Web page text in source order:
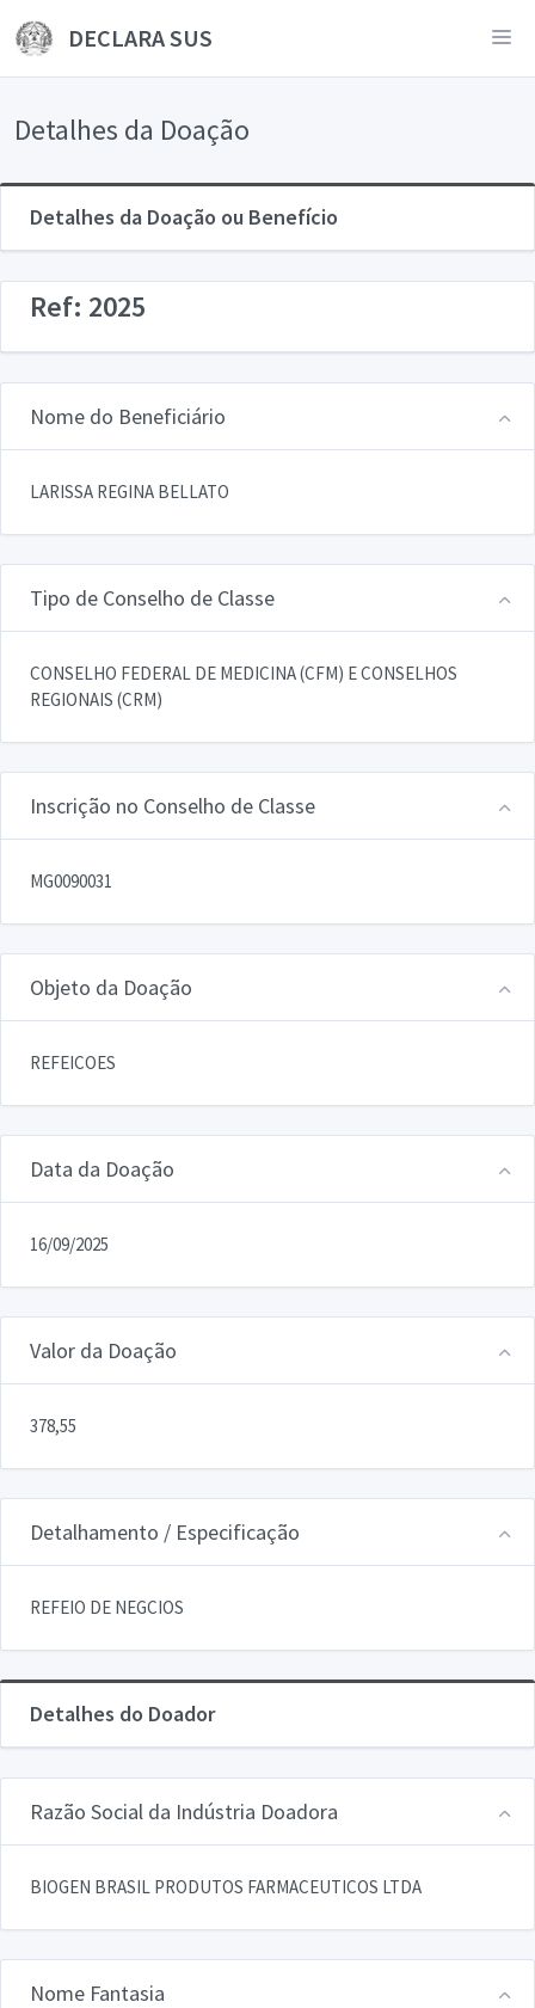
DECLARA SUS
Detalhes da Doação
Detalhes da Doação ou Benefício
Ref: 2025
Nome do Beneficiário
LARISSA REGINA BELLATO
Tipo de Conselho de Classe
CONSELHO FEDERAL DE MEDICINA (CFM) E CONSELHOS
REGIONAIS (CRM)
Inscrição no Conselho de Classe
MG0090031
Objeto da Doação
REFEICOES
Data da Doação
16/09/2025
Valor da Doação
378,55
Detalhamento / Especificação
REFEIO DE NEGCIOS
Detalhes do Doador
Razão Social da Indústria Doadora
BIOGEN BRASIL PRODUTOS FARMACEUTICOS LTDA
Nome Fantasia